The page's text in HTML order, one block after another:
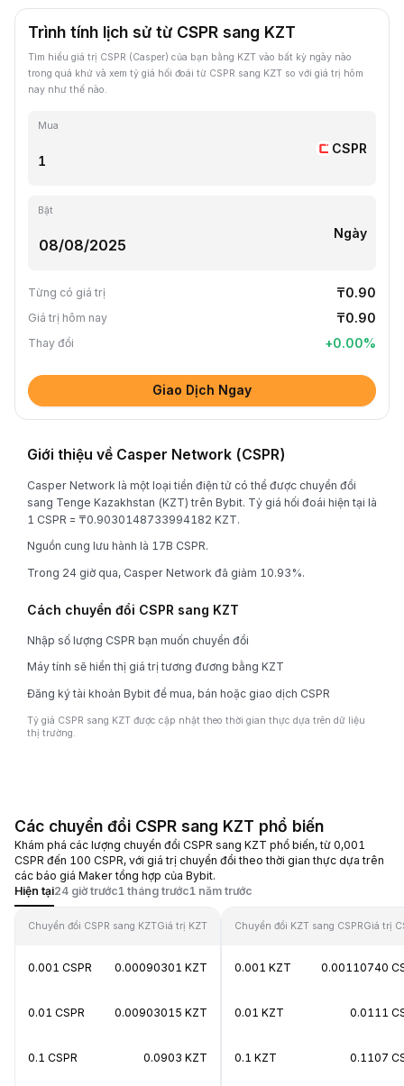
Trình tính lịch sử từ CSPR sang KZT
Tìm hiểu giá trị CSPR (Casper) của bạn bằng KZT vào bất kỳ ngày nào
trong quá khứ và xem tỷ giá hối đoái từ CSPR sang KZT so với giá trị hôm
nay như thế nào.
Mua
CSPR
Bật
Ngày
Từng có giá trị ₸0.90
Giá trị hôm nay ₸0.90
Thay đổi +0.00%
Giao Dịch Ngay
Giới thiệu về Casper Network (CSPR)
Casper Network là một loại tiền điện tử có thể được chuyển đổi
sang Tenge Kazakhstan (KZT) trên Bybit. Tỷ giá hối đoái hiện tại là
1 CSPR = ₸0.9030148733994182 KZT.
Nguồn cung lưu hành là 17B CSPR.
Trong 24 giờ qua, Casper Network đã giảm 10.93%.
Cách chuyển đổi CSPR sang KZT
Nhập số lượng CSPR bạn muốn chuyển đổi
Máy tính sẽ hiển thị giá trị tương đương bằng KZT
Đăng ký tài khoản Bybit để mua, bán hoặc giao dịch CSPR
Tỷ giá CSPR sang KZT được cập nhật theo thời gian thực dựa trên dữ liệu
thị trường.
Các chuyển đổi CSPR sang KZT phổ biến
Khám phá các lượng chuyển đổi CSPR sang KZT phổ biến, từ 0,001
CSPR đến 100 CSPR, với giá trị chuyển đổi theo thời gian thực dựa trên
các báo giá Maker tổng hợp của Bybit.
Hiện tại24 giờ trước1 tháng trước1 năm trước
Chuyển đổi CSPR sang KZTGiá trị KZT
0.001 CSPR 0.00090301 KZT
0.01 CSPR 0.00903015 KZT
0.1 CSPR 0.0903 KZT
Chuyển đổi KZT sang CSPRGiá trị
0.001 KZT 0.00110740
0.01 KZT 0.0111
0.1 KZT 0.1107